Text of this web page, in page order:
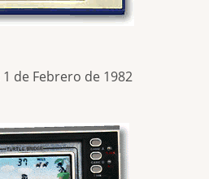
1 de Febrero de 1982